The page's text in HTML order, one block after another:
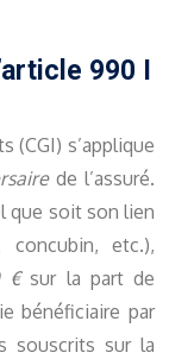
990 I
(CGI) s’applique
de l’assuré.
que soit son lien
etc.),
€sur la part de
bénéficiaire par
souscrits sur la